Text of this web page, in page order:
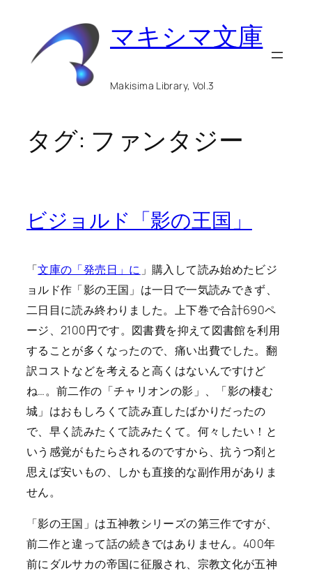
マキシマ文庫
Makisima Library, Vol.3
タグ: ファンタジー
ビジョルド「影の王国」
「文庫の「発売日」に 」購入して読み始めたビジ
ョルド作「影の王国」は一日で一気読みできず、
二日目に読み終わりました。上下巻で合計690ペ
ージ、2100円です。図書費を抑えて図書館を利用
することが多くなったので、痛い出費でした。翻
訳コストなどを考えると高くはないんですけど
ね…。前二作の「チャリオンの影」、「影の棲む
城」はおもしろくて読み直したばかりだったの
で、早く読みたくて読みたくて。何々したい！と
いう感覚がもたらされるのですから、抗うつ剤と
思えば安いもの、しかも直接的な副作用がありま
せん。
「影の王国」は五神教シリーズの第三作ですが、
前二作と違って話の続きではありません。400年
前にダルサカの帝国に征服され、宗教文化が五神